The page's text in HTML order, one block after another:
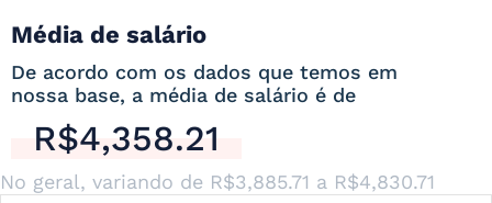
Média de salário
De acordo com os dados que temos em
nossa base, a média de salário é de
R$4,358.21
No geral, variando de R$3,885.71 a R$4,830.71